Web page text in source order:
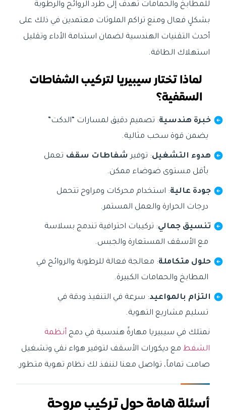
للمطابخ والحمامات تهدف إلى طرد الروائح والرطوبة
بشكلٍ فعال ومنع تراكم الملوثات معتمدين في ذلك على
أحدث التقنيات الهندسية لضمان استدامة الأداء وتقليل
استهلاك الطاقة.
لماذا تختار سيبيريا لتركيب الشفاطات
السقفية؟
خبرة هندسية: تصميم دقيق لمسارات “الدكت”
يضمن قوة سحب مثالية.
هدوء التشغيل: توفير شفاطات سقف تعمل
بأقل مستوى ضوضاء ممكن.
جودة عالية: استخدام محركات ومراوح تتحمل
درجات الحرارة والعمل المستمر.
تنسيق جمالي: تركيبات احترافية تندمج بسلاسة
مع الأسقف المستعارة والجبس.
حلول متكاملة: معالجة فعالة للرطوبة والروائح في
المطابخ والحمامات الكبيرة.
التزام بالمواعيد: سرعة في التنفيذ ودقة في
تسليم مشاريع التهوية.
نمتلك في سيبيريا مهارةً هندسية في دمج أنظمة
الشفط مع ديكورات الأسقف لتوفير هواء نقي وتشغيل
صامت تماماً، تواصل معنا لننفذ لك نظام تهوية متطور.
أسئلة هامة حول تركيب مروحة